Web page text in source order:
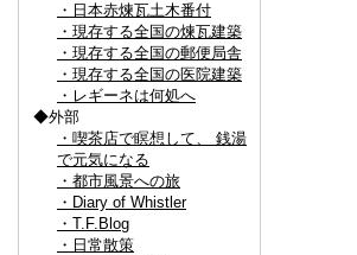
・日本赤煉瓦土木番付
・現存する全国の煉瓦建築
・現存する全国の郵便局舎
・現存する全国の医院建築
・レギーネは何処へ
◆外部
・喫茶店で瞑想して、 銭湯
で元気になる
・都市風景への旅
・Diary of Whistler
・T.F.Blog
・日常散策